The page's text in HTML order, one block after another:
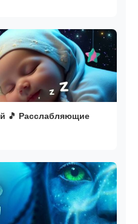
🎵 Расслабляющие